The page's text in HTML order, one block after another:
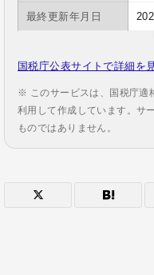
最終更新年月日
国税庁公表サイトで詳細を
※ このサービスは、国税庁適
利用して作成しています。サ
ものではありません。